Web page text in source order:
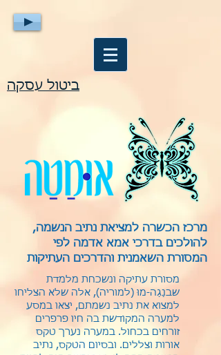
ביטול עסקה
מרכז הכשרה למציאת נתיב הנשמה,
להולכים בדרכי אמא אדמה לפי
המסורת השאמנית והדרכים העתיקות
מסורת עתיקה ונשכחת מלמדת
שבנַגַה-מוּ (למוריה), אלה שלא הצליחו
למצוא את נתיב נשמתם, יצאו במסע
למערה המקודשת בה חיו פרפרים
זורחים בכחול. במערה נערך טקס
אורות וצללים. ובסיום הטקס, נתיב